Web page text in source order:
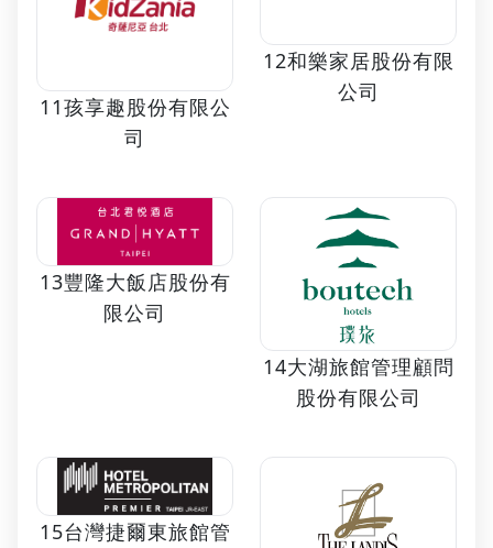
11孩享趣股份有限公
司
12和樂家居股份有限
公司
13豐隆大飯店股份有
限公司
14大湖旅館管理顧問
股份有限公司
15台灣捷爾東旅館管